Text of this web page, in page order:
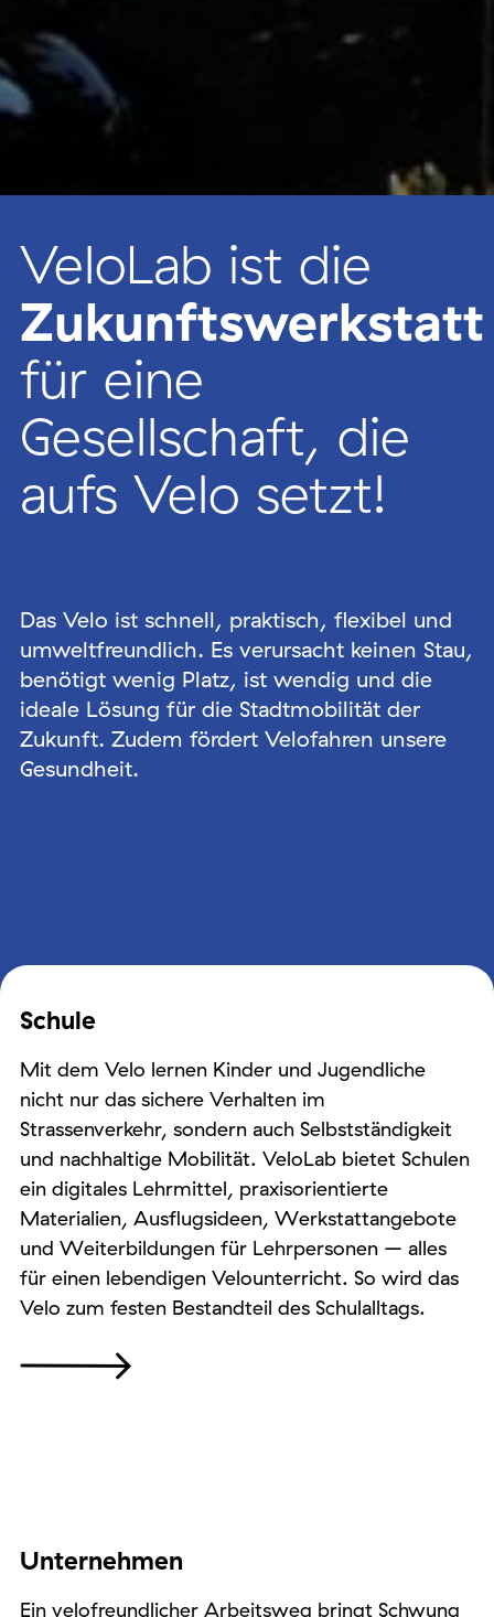
VeloLab ist die
Zukunftswerkstatt
für eine
Gesellschaft, die
aufs Velo setzt!
Das Velo ist schnell, praktisch, flexibel und
umweltfreundlich. Es verursacht keinen Stau,
benötigt wenig Platz, ist wendig und die
ideale Lösung für die Stadtmobilität der
Zukunft. Zudem fördert Velofahren unsere
Gesundheit.
Schule
Mit dem Velo lernen Kinder und Jugendliche
nicht nur das sichere Verhalten im
Strassenverkehr, sondern auch Selbstständigkeit
und nachhaltige Mobilität. VeloLab bietet Schulen
ein digitales Lehrmittel, praxisorientierte
Materialien, Ausflugsideen, Werkstattangebote
und Weiterbildungen für Lehrpersonen – alles
für einen lebendigen Velounterricht. So wird das
Velo zum festen Bestandteil des Schulalltags.
Unternehmen
Ein velofreundlicher Arbeitsweg bringt Schwung